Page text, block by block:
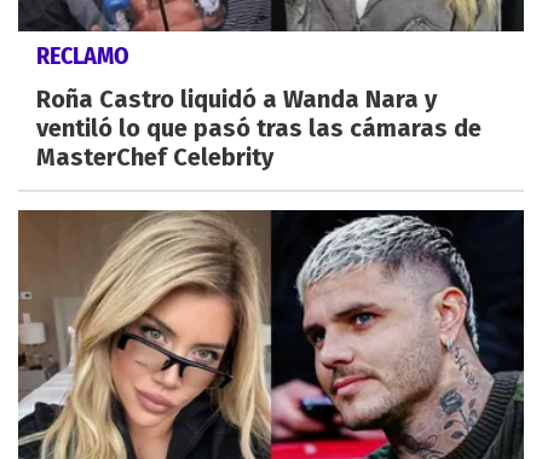
RECLAMO
Roña Castro liquidó a Wanda Nara y
ventiló lo que pasó tras las cámaras de
MasterChef Celebrity